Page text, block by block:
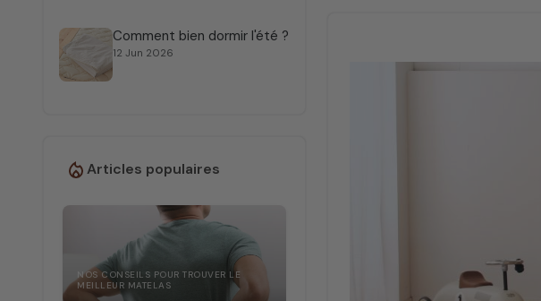
Comment bien dormir l'été ?
12 Jun 2026
Articles populaires
NOS CONSEILS POUR TROUVER LE
MEILLEUR MATELAS